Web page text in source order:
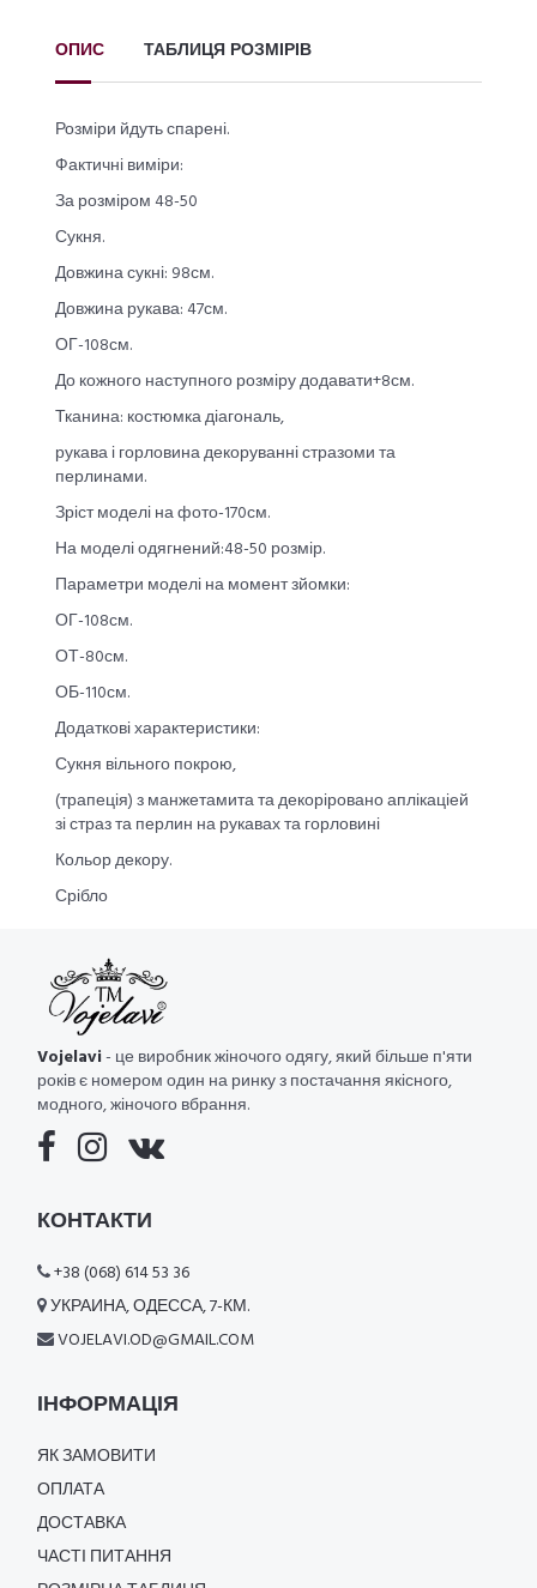
ОПИС ТАБЛИЦЯ РОЗМІРІВ
Розміри йдуть спарені.
Фактичні виміри:
За розміром 48-50
Сукня.
Довжина сукні: 98см.
Довжина рукава: 47см.
ОГ-108см.
До кожного наступного розміру додавати+8см.
Тканина: костюмка діагональ,
рукава і горловина декоруванні стразоми та
перлинами.
Зріст моделі на фото-170см.
На моделі одягнений:48-50 розмір.
Параметри моделі на момент зйомки:
ОГ-108см.
ОТ-80см.
ОБ-110см.
Додаткові характеристики:
Сукня вільного покрою,
(трапеція) з манжетамита та декоріровано аплікаціей
зі страз та перлин на рукавах та горловині
Кольор декору.
Срібло
Vojelavi- це виробник жіночого одягу, який більше п'яти
років є номером один на ринку з постачання якісного,
модного, жіночого вбрання.
КОНТАКТИ
+38 (068) 614 53 36
УКРАИНА, ОДЕССА, 7-КМ.
VOJELAVI.OD@GMAIL.COM
ІНФОРМАЦІЯ
ЯК ЗАМОВИТИ
ОПЛАТА
ДОСТАВКА
ЧАСТІ ПИТАННЯ